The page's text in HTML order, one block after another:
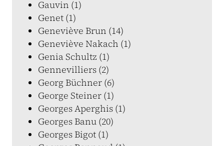
Gauvin (1)
Genet (1)
Geneviève Brun (14)
Geneviève Nakach (1)
Genia Schultz (1)
Gennevilliers (2)
Georg Büchner (6)
George Steiner (1)
Georges Aperghis (1)
Georges Banu (20)
Georges Bigot (1)